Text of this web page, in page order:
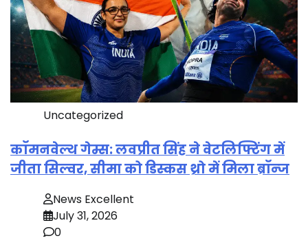
Uncategorized
कॉमनवेल्थ गेम्स: लवप्रीत सिंह ने वेटलिफ्टिंग में
जीता सिल्वर, सीमा को डिस्कस थ्रो में मिला ब्रॉन्ज
News Excellent
July 31, 2026
0